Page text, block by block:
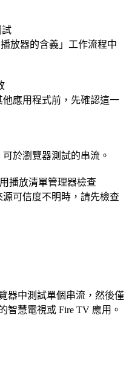
試
放器的含義」工作流程中
應用程式前，先確認這一
於瀏覽器測試的串流。
播放清單管理器檢查
可信度不明時，請先檢查
器中測試單個串流，然後僅
智慧電視或 Fire TV 應用。